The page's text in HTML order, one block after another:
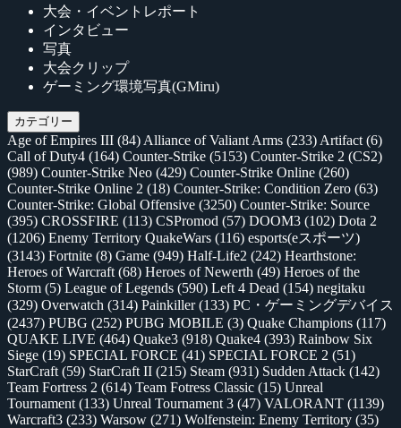
大会・イベントレポート
インタビュー
写真
大会クリップ
ゲーミング環境写真(GMiru)
カテゴリー
Age of Empires III (84) Alliance of Valiant Arms (233) Artifact (6)
Call of Duty4 (164) Counter-Strike (5153) Counter-Strike 2 (CS2)
(989) Counter-Strike Neo (429) Counter-Strike Online (260)
Counter-Strike Online 2 (18) Counter-Strike: Condition Zero (63)
Counter-Strike: Global Offensive (3250) Counter-Strike: Source
(395) CROSSFIRE (113) CSPromod (57) DOOM3 (102) Dota 2
(1206) Enemy Territory QuakeWars (116) esports(eスポーツ)
(3143) Fortnite (8) Game (949) Half-Life2 (242) Hearthstone:
Heroes of Warcraft (68) Heroes of Newerth (49) Heroes of the
Storm (5) League of Legends (590) Left 4 Dead (154) negitaku
(329) Overwatch (314) Painkiller(133) PC・ゲーミングデバイス
(2437) PUBG (252) PUBG MOBILE (3) Quake Champions (117)
QUAKE LIVE (464) Quake3 (918) Quake4 (393) Rainbow Six
Siege (19) SPECIAL FORCE (41) SPECIAL FORCE 2 (51)
StarCraft (59) StarCraft II (215) Steam (931) Sudden Attack (142)
Team Fortress 2 (614) Team Fotress Classic (15) Unreal
Tournament (133) Unreal Tournament 3 (47) VALORANT (1139)
Warcraft3 (233) Warsow (271) Wolfenstein: Enemy Territory (35)